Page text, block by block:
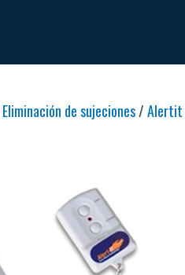
Eliminación de sujeciones/Alertit